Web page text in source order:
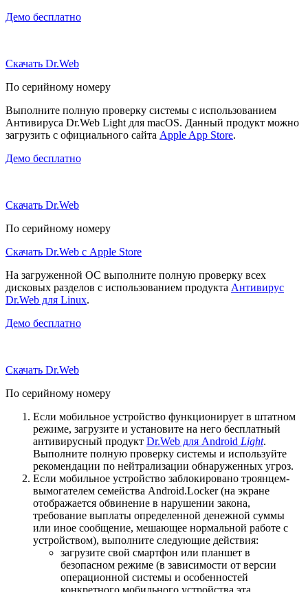
Демо бесплатно
Скачать Dr.Web
По серийному номеру
Выполните полную проверку системы с использованием
Антивируса Dr.Web Light для macOS. Данный продукт можно
загрузить с официального сайта Apple App Store.
Демо бесплатно
Скачать Dr.Web
По серийному номеру
Скачать Dr.Web с Apple Store
На загруженной ОС выполните полную проверку всех
дисковых разделов с использованием продукта Антивирус
Dr.Web для Linux.
Демо бесплатно
Скачать Dr.Web
По серийному номеру
Если мобильное устройство функционирует в штатном
режиме, загрузите и установите на него бесплатный
антивирусный продукт Dr.Web для Android Light.
Выполните полную проверку системы и используйте
рекомендации по нейтрализации обнаруженных угроз.
Если мобильное устройство заблокировано троянцем-
вымогателем семейства Android.Locker (на экране
отображается обвинение в нарушении закона,
требование выплаты определенной денежной суммы
или иное сообщение, мешающее нормальной работе с
устройством), выполните следующие действия:
загрузите свой смартфон или планшет в
безопасном режиме (в зависимости от версии
операционной системы и особенностей
конкретного мобильного устройства эта